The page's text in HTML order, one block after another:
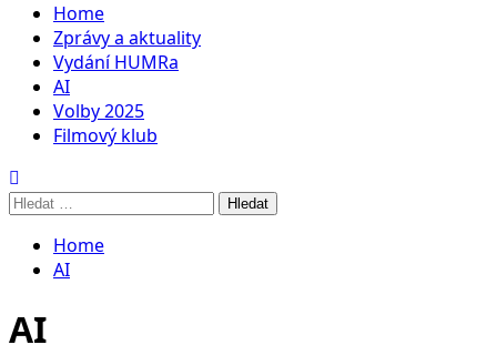
Home
Zprávy a aktuality
Vydání HUMRa
AI
Volby 2025
Filmový klub
Vyhledávání
Home
AI
AI